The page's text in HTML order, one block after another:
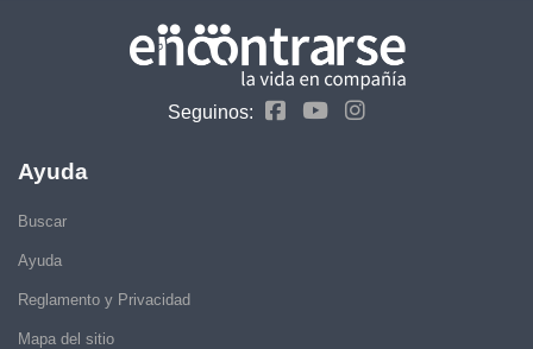
Seguinos:
Ayuda
Buscar
Ayuda
Reglamento y Privacidad
Mapa del sitio